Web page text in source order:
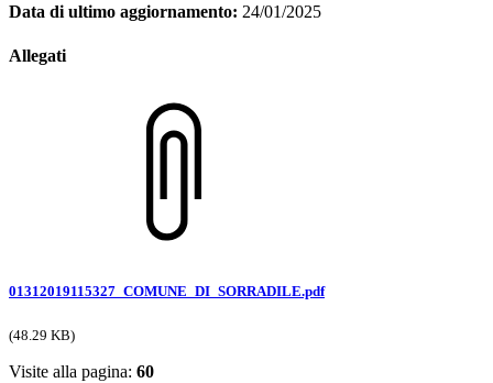
Data di ultimo aggiornamento: 24/01/2025
Allegati
01312019115327_COMUNE_DI_SORRADILE.pdf
(48.29 KB)
Visite alla pagina: 60